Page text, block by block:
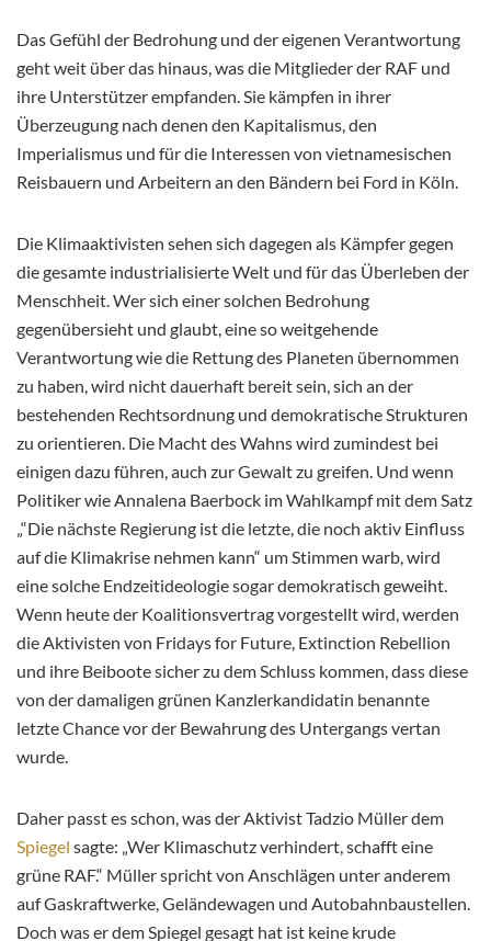
Das Gefühl der Bedrohung und der eigenen Verantwortung
geht weit über das hinaus, was die Mitglieder der RAF und
ihre Unterstützer empfanden. Sie kämpfen in ihrer
Überzeugung nach denen den Kapitalismus, den
Imperialismus und für die Interessen von vietnamesischen
Reisbauern und Arbeitern an den Bändern bei Ford in Köln.
Die Klimaaktivisten sehen sich dagegen als Kämpfer gegen
die gesamte industrialisierte Welt und für das Überleben der
Menschheit. Wer sich einer solchen Bedrohung
gegenübersieht und glaubt, eine so weitgehende
Verantwortung wie die Rettung des Planeten übernommen
zu haben, wird nicht dauerhaft bereit sein, sich an der
bestehenden Rechtsordnung und demokratische Strukturen
zu orientieren. Die Macht des Wahns wird zumindest bei
einigen dazu führen, auch zur Gewalt zu greifen. Und wenn
Politiker wie Annalena Baerbock im Wahlkampf mit dem Satz
„“Die nächste Regierung ist die letzte, die noch aktiv Einfluss
auf die Klimakrise nehmen kann“ um Stimmen warb, wird
eine solche Endzeitideologie sogar demokratisch geweiht.
Wenn heute der Koalitionsvertrag vorgestellt wird, werden
die Aktivisten von Fridays for Future, Extinction Rebellion
und ihre Beiboote sicher zu dem Schluss kommen, dass diese
von der damaligen grünen Kanzlerkandidatin benannte
letzte Chance vor der Bewahrung des Untergangs vertan
wurde.
Daher passt es schon, was der Aktivist Tadzio Müller dem
Spiegel sagte: „Wer Klimaschutz verhindert, schafft eine
grüne RAF.“ Müller spricht von Anschlägen unter anderem
auf Gaskraftwerke, Geländewagen und Autobahnbaustellen.
Doch was er dem Spiegel gesagt hat ist keine krude